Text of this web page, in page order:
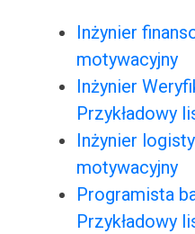
Inżynier
motywacyjny
Inżynier
Przykładowy
Inżynier
motywacyjny
Programista
Przykładowy